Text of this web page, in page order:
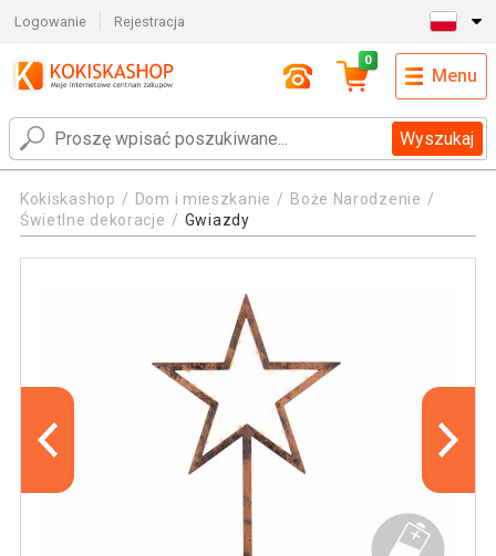
Logowanie Rejestracja
Wyszukaj
0
Menu
Kokiskashop Dom i mieszkanie
Boże Narodzenie
Świetlne dekoracje
Gwiazdy